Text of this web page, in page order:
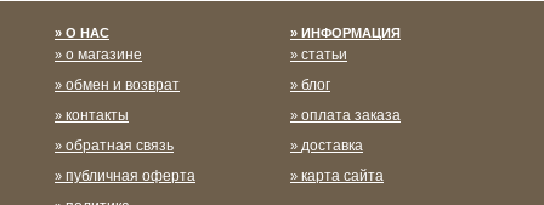
О НАС
о магазине
обмен и возврат
контакты
обратная связь
публичная оферта
ИНФОРМАЦИЯ
статьи
блог
оплата заказа
доставка
карта сайта